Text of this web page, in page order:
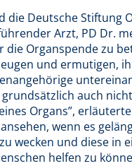
die Deutsche Stiftung
Arzt, PD Dr.
Organspende zu
und ermutigen,
auch
Organs”,
wenn es
wecken und diese in
helfen zu